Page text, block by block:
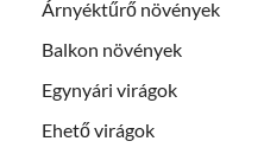
Árnyéktűrő növények
Balkon növények
Egynyári virágok
Ehető virágok